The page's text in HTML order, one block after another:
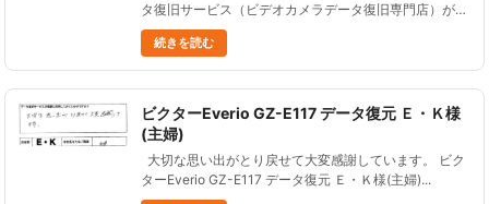
タ復旧サービス（ビデオカメラデータ復旧専門店）が断
然安く、 電話してデータが消えた原因、データを削除
したビデオの型番を言ったら、 即答で大丈夫だと思い
ますと......
続きを読む
ビクターEverio GZ-E117 データ復元 Ｅ・Ｋ様
(主婦)
大切な思い出がとり戻せて大変感謝しています。 ビク
ターEverio GZ-E117 データ復元 Ｅ・Ｋ様(主婦)...